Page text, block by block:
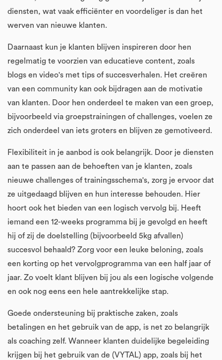
diensten, wat vaak efficiënter en voordeliger is dan het
werven van nieuwe klanten.
Daarnaast kun je klanten blijven inspireren door hen
regelmatig te voorzien van educatieve content, zoals
blogs en video's met tips of succesverhalen. Het creëren
van een community kan ook bijdragen aan de motivatie
van klanten. Door hen onderdeel te maken van een groep,
bijvoorbeeld via groepstrainingen of challenges, voelen ze
zich onderdeel van iets groters en blijven ze gemotiveerd.
Flexibiliteit in je aanbod is ook belangrijk. Door je diensten
aan te passen aan de behoeften van je klanten, zoals
nieuwe challenges of trainingsschema's, zorg je ervoor dat
ze uitgedaagd blijven en hun interesse behouden. Hier
hoort ook het bieden van een logisch vervolg bij. Heeft
iemand een 12-weeks programma bij je gevolgd en heeft
hij of zij de doelstelling (bijvoorbeeld 5kg afvallen)
succesvol behaald? Zorg voor een leuke beloning, zoals
een korting op het vervolgprogramma van een half jaar of
jaar. Zo voelt klant blijven bij jou als een logische volgende
en ook nog eens een hele aantrekkelijke stap.
Goede ondersteuning bij praktische zaken, zoals
betalingen en het gebruik van de app, is net zo belangrijk
als coaching zelf. Wanneer klanten duidelijke begeleiding
krijgen bij het gebruik van de (VYTAL) app, zoals bij het